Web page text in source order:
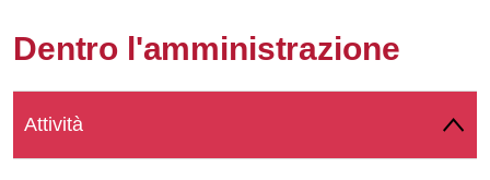
Whatsapp
Dentro l'amministrazione
Attività